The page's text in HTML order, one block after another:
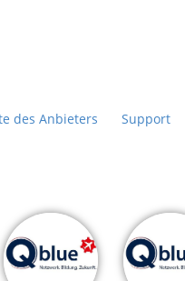
des Anbieters Support